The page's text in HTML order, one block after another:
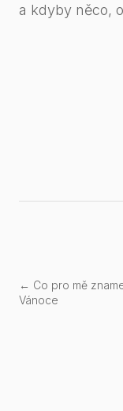
a kdyby něco,
← Co pro mě
Vánoce